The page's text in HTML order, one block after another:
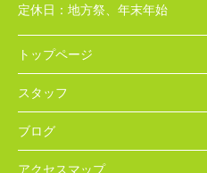
定休日： 地方祭、年末年始
トップページ
スタッフ
ブログ
アクセスマップ